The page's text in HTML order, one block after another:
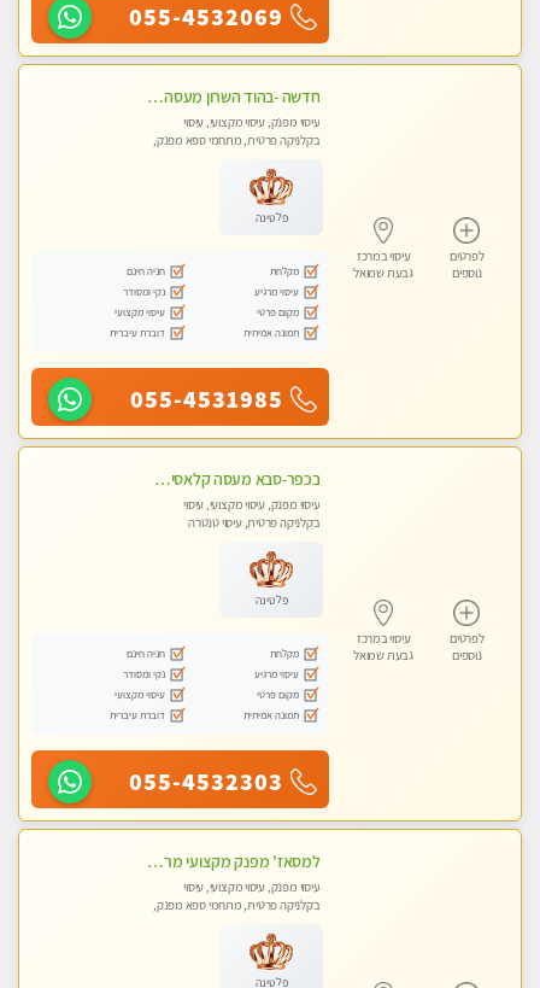
055-4532069
לפרטים
נוספים
עיסוי במרכז
גבעת שמואל
חדשה -בהוד השרון מעסה איכותית מפנקת ומקצועית לעיסוי חלומי .....
עיסוי מפנק, עיסוי מקצועי, עיסוי
בקלניקה פרטית, מתחמי ספא מפנק,
פלטינה
מקלחת
חניה חינם
עיסוי מרגיע
נקי ומסודר
מקום פרטי
עיסוי מקצועי
תמונה אמיתית
דוברת עיברית
055-4531985
לפרטים
נוספים
עיסוי במרכז
גבעת שמואל
בכפר-סבא מעסה קלאסית ומפנקת. . highly recommended..new in the city
עיסוי מפנק, עיסוי מקצועי, עיסוי
בקלניקה פרטית, עיסוי טנטרה
פלטינה
מקלחת
חניה חינם
עיסוי מרגיע
נקי ומסודר
מקום פרטי
עיסוי מקצועי
תמונה אמיתית
דוברת עיברית
055-4532303
למסאז' מפנק מקצועי מרגיע ומשחרר את כל הגוף! מומלץ מאוד -ללא מין! בהוד- השרון
עיסוי מפנק, עיסוי מקצועי, עיסוי
בקלניקה פרטית, מתחמי ספא מפנק,
פלטינה